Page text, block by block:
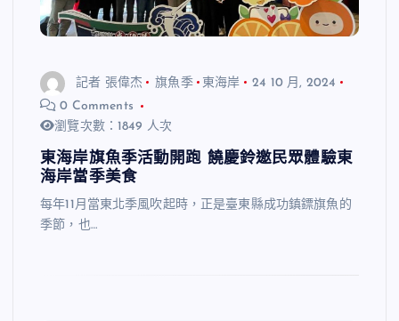
記者 張偉杰 旗魚季 東海岸
24 10 月, 2024
0 Comments
瀏覽次數：1849 人次
東海岸旗魚季活動開跑 饒慶鈴邀民眾體驗東
海岸當季美食
每年11月當東北季風吹起時，正是臺東縣成功鎮鏢旗魚的
季節，也…